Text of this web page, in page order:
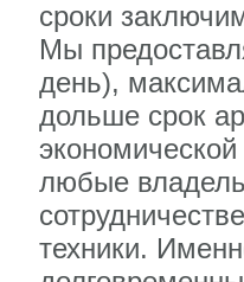
сроки
Мы
день),
дольше срок
любые
техники.